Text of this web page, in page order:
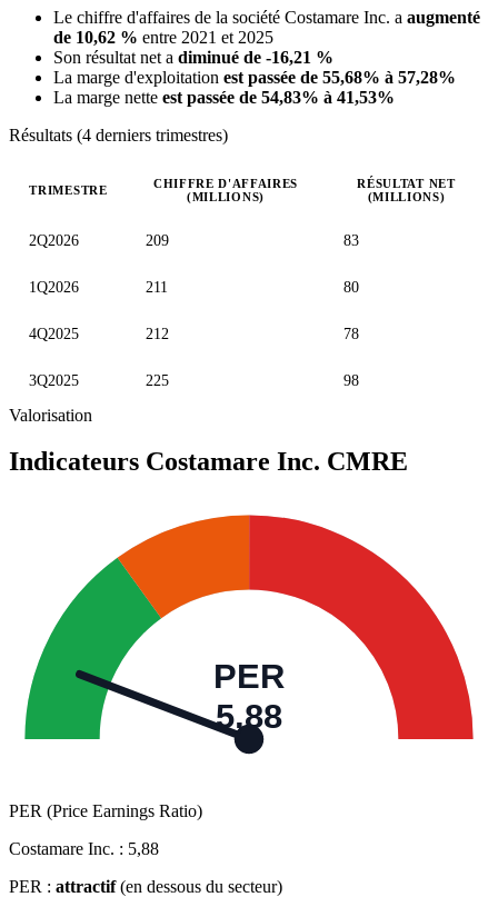
Le chiffre d'affaires de la société Costamare Inc. a augmenté
de 10,62 % entre 2021 et 2025
Son résultat net a diminué de -16,21 %
La marge d'exploitation est passée de 55,68% à 57,28%
La marge nette est passée de 54,83% à 41,53%
Résultats (4 derniers trimestres)
TRIMESTRE
CHIFFRE D'AFFAIRES
(MILLIONS)
RÉSULTAT NET
(MILLIONS)
2Q2026 209 83
1Q2026 211 80
4Q2025 212 78
3Q2025 225 98
Valorisation
Indicateurs Costamare Inc. CMRE
PER
5,88
PER (Price Earnings Ratio)
Costamare Inc. : 5,88
PER : attractif (en dessous du secteur)